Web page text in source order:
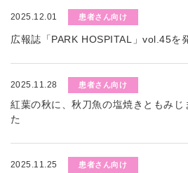
2025.12.01 患者さん向け
広報誌「PARK HOSPITAL」vol.45を
2025.11.28 患者さん向け
紅葉の秋に、秋刀魚の塩焼きともみじ
た
2025.11.25 患者さん向け